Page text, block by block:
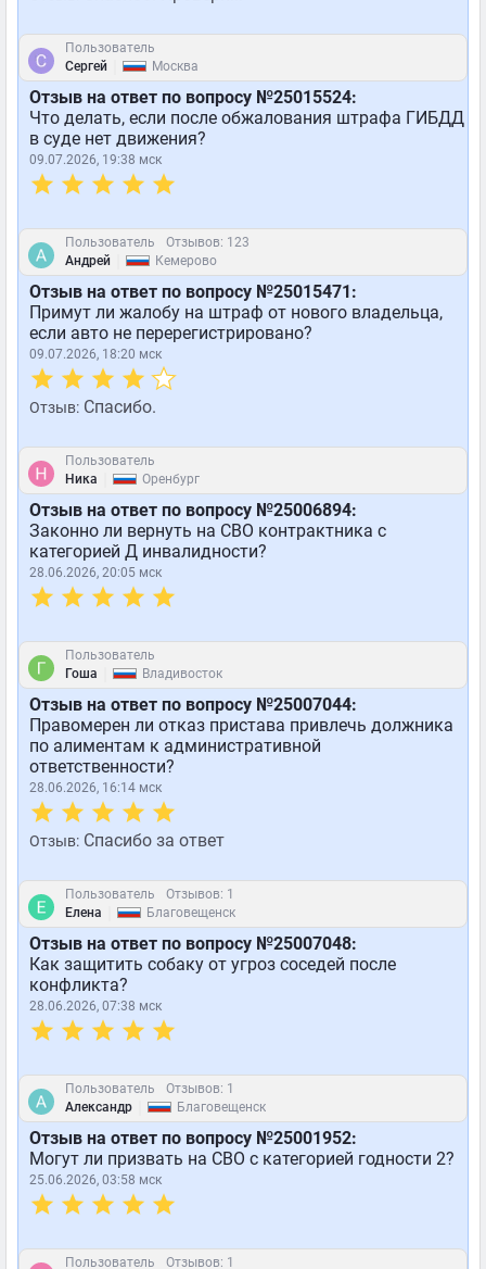
Пользователь
Сергей
Москва
Отзыв на ответ по вопросу №25015524:
Что делать, если после обжалования штрафа ГИБДД
в суде нет движения?
09.07.2026, 19:38 мск
Пользователь
Отзывов: 123
Андрей
Кемерово
Отзыв на ответ по вопросу №25015471:
Примут ли жалобу на штраф от нового владельца,
если авто не перерегистрировано?
09.07.2026, 18:20 мск
Отзыв: Спасибо.
Пользователь
Ника
Оренбург
Отзыв на ответ по вопросу №25006894:
Законно ли вернуть на СВО контрактника с
категорией Д инвалидности?
28.06.2026, 20:05 мск
Пользователь
Гоша
Владивосток
Отзыв на ответ по вопросу №25007044:
Правомерен ли отказ пристава привлечь должника
по алиментам к административной
ответственности?
28.06.2026, 16:14 мск
Отзыв: Спасибо за ответ
Пользователь
Отзывов: 1
Елена
Благовещенск
Отзыв на ответ по вопросу №25007048:
Как защитить собаку от угроз соседей после
конфликта?
28.06.2026, 07:38 мск
Пользователь
Отзывов: 1
Александр
Благовещенск
Отзыв на ответ по вопросу №25001952:
Могут ли призвать на СВО с категорией годности 2?
25.06.2026, 03:58 мск
Пользователь Отзывов: 1